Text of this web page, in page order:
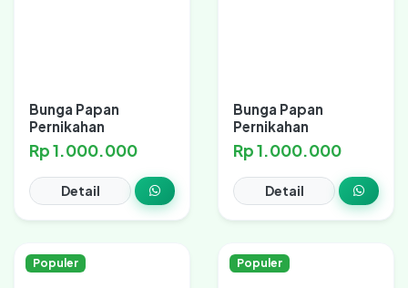
Bunga Papan
Pernikahan
Rp 1.000.000
Detail
Bunga Papan
Pernikahan
Rp 1.000.000
Detail
Populer Populer